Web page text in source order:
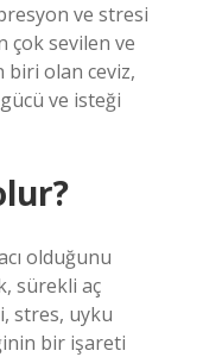
ve stresi
çok sevilen ve
biri olan ceviz,
ve isteği
olduğunu
sürekli aç
stres, uyku
bir işareti